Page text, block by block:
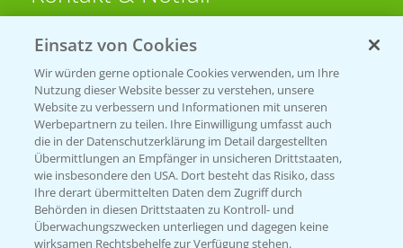
Beratung auf WhatsApp
T.+49 (0)174 346 564 1
KONTAKT
Hilfe in Notfällen
T.+49 (0)214/30-20220
Einsatz von Cookies
Wir würden gerne optionale Cookies verwenden, um Ihre
Nutzung dieser Website besser zu verstehen, unsere
Website zu verbessern und Informationen mit unseren
Werbepartnern zu teilen. Ihre Einwilligung umfasst auch
die in der Datenschutzerklärung im Detail dargestellten
Übermittlungen an Empfänger in unsicheren Drittstaaten,
wie insbesondere den USA. Dort besteht das Risiko, dass
Ihre derart übermittelten Daten dem Zugriff durch
Behörden in diesen Drittstaaten zu Kontroll- und
Überwachungszwecken unterliegen und dagegen keine
wirksamen Rechtsbehelfe zur Verfügung stehen.